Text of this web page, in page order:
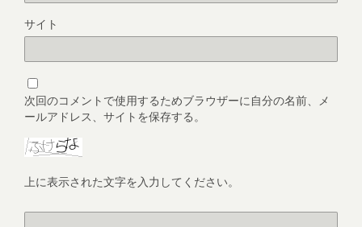
サイト
次回のコメントで使用するためブラウザーに自分の名前、メ
ールアドレス、サイトを保存する。
上に表示された文字を入力してください。